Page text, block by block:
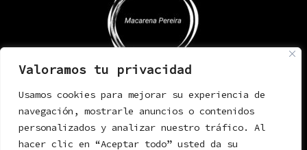
Valoramos tu privacidad
Usamos cookies para mejorar su experiencia de
navegación, mostrarle anuncios o contenidos
personalizados y analizar nuestro tráfico. Al
hacer clic en “Aceptar todo” usted da su